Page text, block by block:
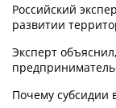
Российский
развитии
Эксперт
Почему субсидии